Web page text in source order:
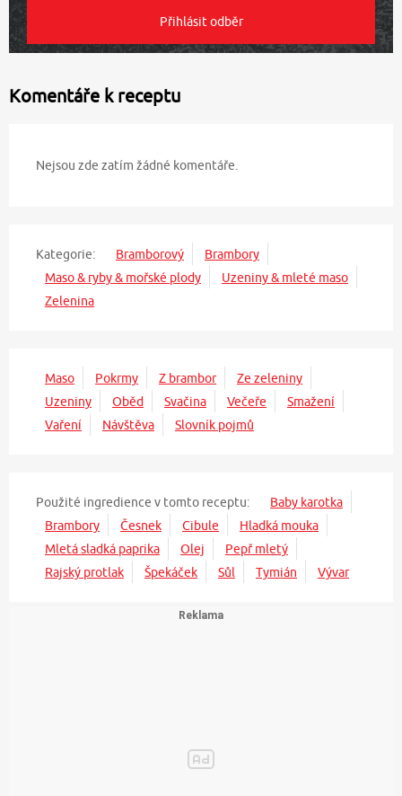
Komentáře k receptu
Nejsou zde zatím žádné komentáře.
Kategorie: Bramborový
Brambory
Maso & ryby & mořské plody
Uzeniny & mleté maso
Zelenina
Maso Pokrmy Z brambor
Ze zeleniny
Uzeniny
Oběd Svačina Večeře
Smažení
Vaření
Návštěva Slovník pojmů
Použité ingredience v tomto receptu:
Baby karotka
Brambory
Česnek Cibule
Hladká mouka
Mletá sladká paprika
Olej
Pepř mletý
Rajský protlak
Špekáček Sůl Tymián Vývar